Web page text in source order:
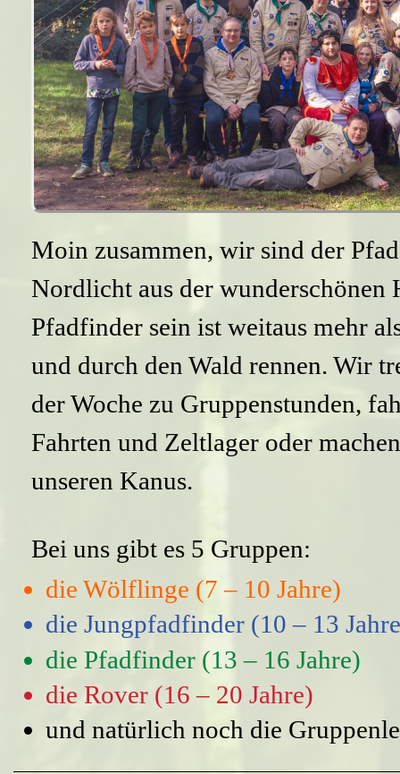
Moin zusammen, wir sind der
Nordlicht aus der wunderschönen
Pfadfinder sein ist weitaus mehr
und durch den Wald rennen. Wir
der Woche zu Gruppenstunden,
Fahrten und Zeltlager oder
unseren Kanus.
Bei uns gibt es 5 Gruppen:
die Wölflinge (7 – 10 Jahre)
die Jungpfadfinder (10 – 13
die Pfadfinder (13 – 16 Jahre)
die Rover (16 – 20 Jahre)
und natürlich noch die